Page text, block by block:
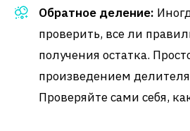
Обратное деление:
проверить, все ли
получения остатка.
произведением делителя
Проверяйте сами себя,